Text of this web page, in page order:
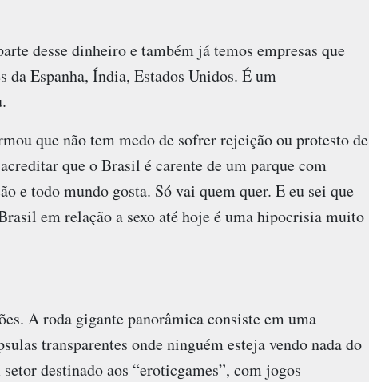
desse dinheiro e também já temos empresas que
Espanha, Índia, Estados Unidos. É um
que não tem medo de sofrer rejeição ou protesto de
que o Brasil é carente de um parque com
e todo mundo gosta. Só vai quem quer. E eu sei que
em relação a sexo até hoje é uma hipocrisia muito
A roda gigante panorâmica consiste em uma
transparentes onde ninguém esteja vendo nada do
destinado aos “eroticgames”, com jogos